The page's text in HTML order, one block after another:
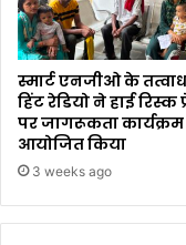
स्मार्ट एनजीओ के
हिंट रेडियो ने हाई रिस्क
पर जागरूकता कार्यक्रम
आयोजित किया
3 weeks ago